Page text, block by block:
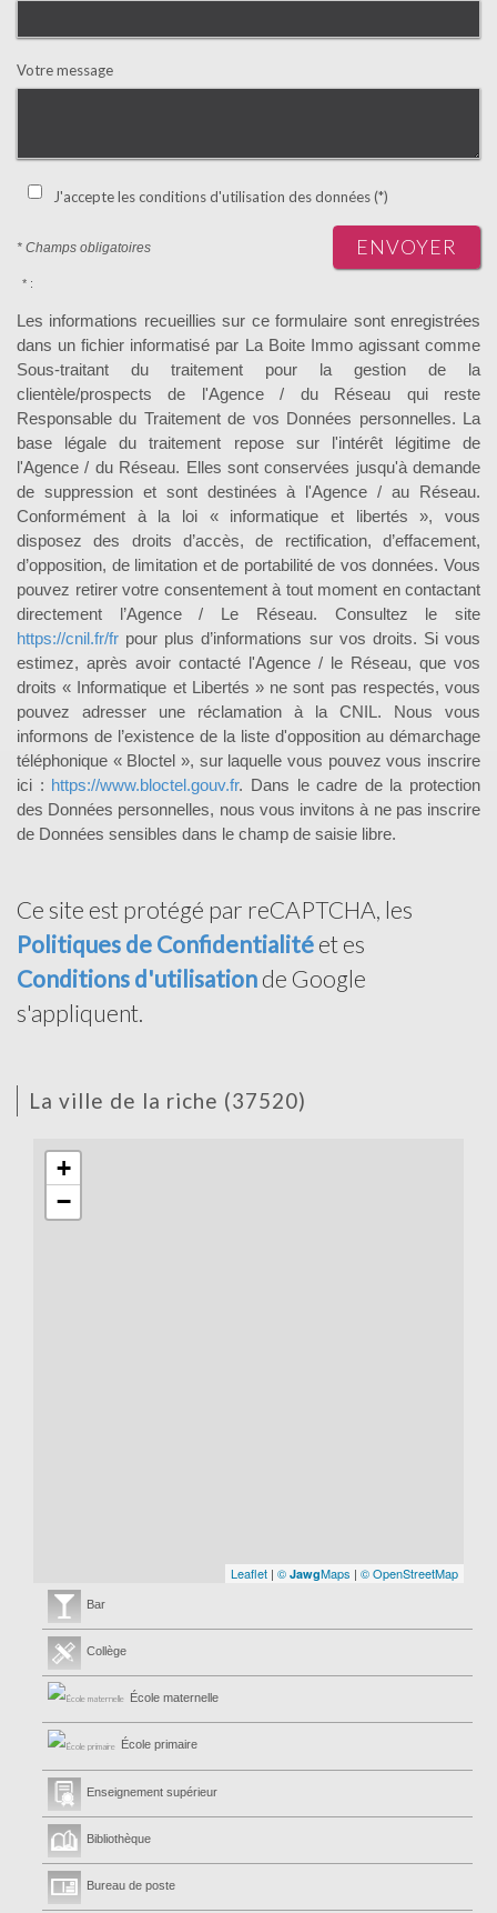
Votre message
J'accepte les conditions d'utilisation des données (*)
* Champs obligatoires ENVOYER
* :
Les informations recueillies sur ce formulaire sont enregistrées
dans un fichier informatisé par La Boite Immo agissant comme
Sous-traitant du traitement pour la gestion de la
clientèle/prospects de l'Agence / du Réseau qui reste
Responsable du Traitement de vos Données personnelles. La
base légale du traitement repose sur l'intérêt légitime de
l'Agence / du Réseau. Elles sont conservées jusqu'à demande
de suppression et sont destinées à l'Agence / au Réseau.
Conformément à la loi « informatique et libertés », vous
disposez des droits d’accès, de rectification, d’effacement,
d’opposition, de limitation et de portabilité de vos données. Vous
pouvez retirer votre consentement à tout moment en contactant
directement l’Agence / Le Réseau. Consultez le site
https://cnil.fr/fr pour plus d’informations sur vos droits. Si vous
estimez, après avoir contacté l'Agence / le Réseau, que vos
droits « Informatique et Libertés » ne sont pas respectés, vous
pouvez adresser une réclamation à la CNIL. Nous vous
informons de l’existence de la liste d'opposition au démarchage
téléphonique « Bloctel », sur laquelle vous pouvez vous inscrire
ici : https://www.bloctel.gouv.fr. Dans le cadre de la protection
des Données personnelles, nous vous invitons à ne pas inscrire
de Données sensibles dans le champ de saisie libre.
Ce site est protégé par reCAPTCHA, les
Politiques de Confidentialité et es
Conditions d'utilisation de Google
s'appliquent.
la ville de la riche (37520)
+
−
Leaflet | © JawgMaps | © OpenStreetMap
Bar
Collège
École maternelle
École primaire
Enseignement supérieur
Bibliothèque
Bureau de poste